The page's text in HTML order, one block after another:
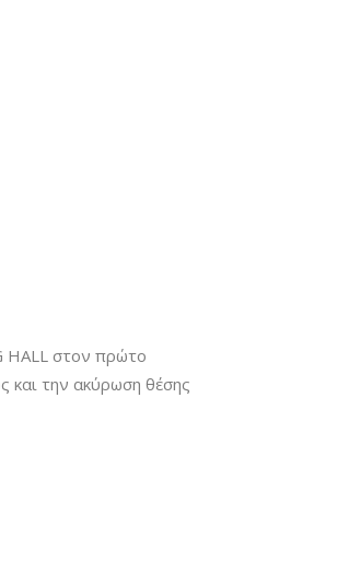
HALL στον πρώτο
και την ακύρωση θέσης